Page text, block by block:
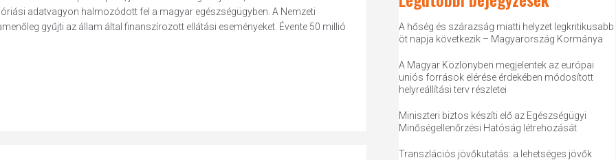
adatvagyon halmozódott fel a magyar egészségügyben. A Nemzeti
gyűjti az állam által finanszírozott ellátási eseményeket. Évente 50 millió
A hőség és szárazság miatti helyzet legkritikusabb
öt napja következik – Magyarország Kormánya
A Magyar Közlönyben megjelentek az európai
uniós források elérése érdekében módosított
helyreállítási terv részletei
Miniszteri biztos készíti elő az Egészségügyi
Minőségellenőrzési Hatóság létrehozását
Transzlációs jövőkutatás: a lehetséges jövők